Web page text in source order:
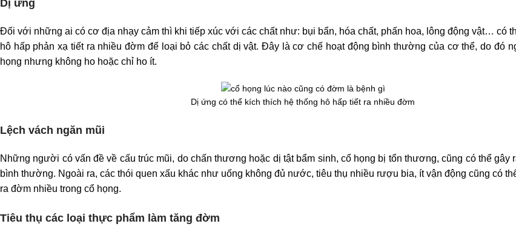
Dị ứng
Đối với những ai có cơ địa nhạy cảm thì khi tiếp xúc với các chất như: bụi bẩn, hóa chất, phấn hoa, lông động vật… có
hô hấp phản xạ tiết ra nhiều đờm để loại bỏ các chất dị vật. Đây là cơ chế hoạt động bình thường của cơ thể, do đó
họng nhưng không ho hoặc chỉ ho ít.
Dị ứng có thể kích thích hệ thống hô hấp tiết ra nhiều đờm
Lệch vách ngăn mũi
Những người có vấn đề về cấu trúc mũi, do chấn thương hoặc dị tật bẩm sinh, cổ họng bị tổn thương, cũng có thể gây
bình thường. Ngoài ra, các thói quen xấu khác như uống không đủ nước, tiêu thụ nhiều rượu bia, ít vận động cũng có
ra đờm nhiều trong cổ họng.
Tiêu thụ các loại thực phẩm làm tăng đờm